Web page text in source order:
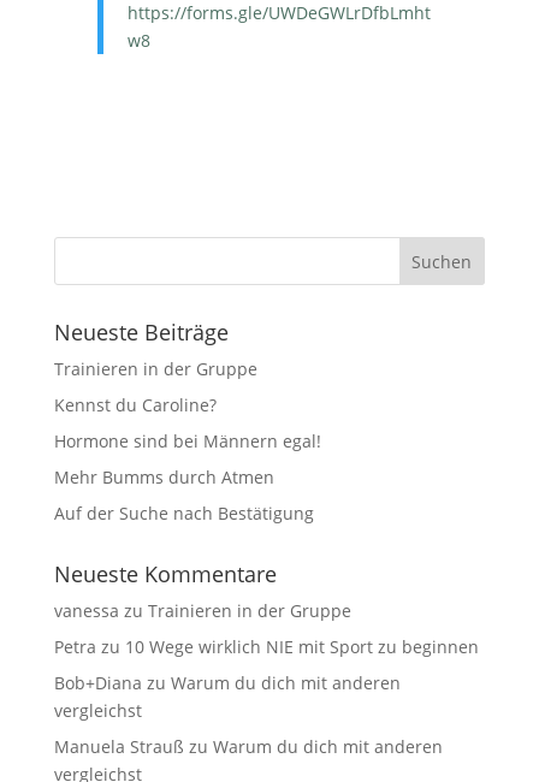
https://forms.gle/UWDeGWLrDfbLmht
w8
Neueste Beiträge
Trainieren in der Gruppe
Kennst du Caroline?
Hormone sind bei Männern egal!
Mehr Bumms durch Atmen
Auf der Suche nach Bestätigung
Neueste Kommentare
vanessa zu Trainieren in der Gruppe
Petra zu 10 Wege wirklich NIE mit Sport zu beginnen
Bob+Diana zu Warum du dich mit anderen
vergleichst
Manuela Strauß zu Warum du dich mit anderen
vergleichst